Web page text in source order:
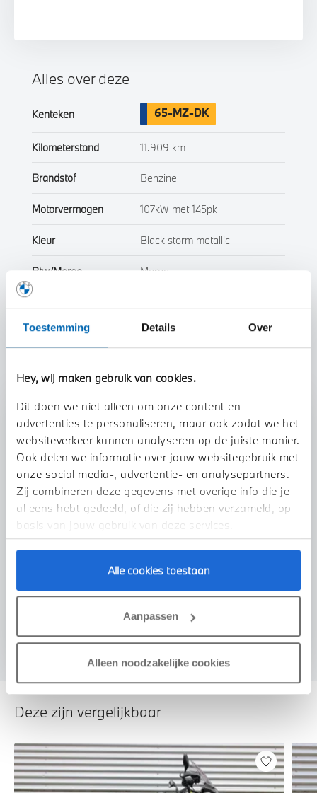
Toestemming Details Over
Hey, wij maken gebruik van cookies.
Dit doen we niet alleen om onze content en
advertenties te personaliseren, maar ook zodat we het
websiteverkeer kunnen analyseren op de juiste manier.
Ook delen we informatie over jouw websitegebruik met
onze social media-, advertentie- en analysepartners.
Zij combineren deze gegevens met overige info die je
al eens hebt gedeeld, of die zij hebben verzameld, op
basis van jouw gebruik van deze services.
Alle cookies toestaan
Aanpassen
Alleen noodzakelijke cookies
Uw motor Inruilen?
Voorstel aanvragen
U vertelt meer over uw auto
We verrekenen de waarde van uw auto
Alles over deze
Kenteken 65-MZ-DK
Kilometerstand 11.909 km
Brandstof Benzine
Motorvermogen 107kW met 145pk
Kleur Black storm metallic
Btw/Marge Marge
Toon alle eigenschappen
Deze zijn vergelijkbaar